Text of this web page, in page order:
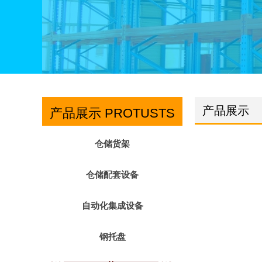
产品展示
产品展示 PROTUSTS
仓储货架
仓储配套设备
自动化集成设备
钢托盘